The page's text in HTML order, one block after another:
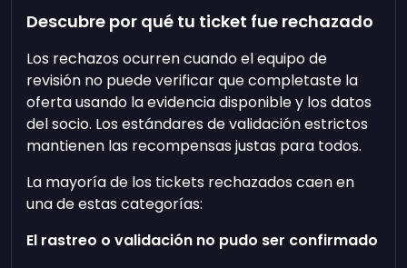
Descubre por qué tu ticket fue rechazado
Los rechazos ocurren cuando el equipo de
revisión no puede verificar que completaste la
oferta usando la evidencia disponible y los datos
del socio. Los estándares de validación estrictos
mantienen las recompensas justas para todos.
La mayoría de los tickets rechazados caen en
una de estas categorías:
El rastreo o validación no pudo ser confirmado